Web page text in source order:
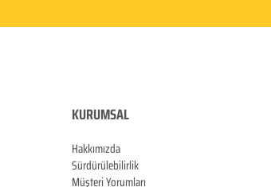
KURUMSAL
Hakkımızda
Sürdürülebilirlik
Müşteri Yorumları